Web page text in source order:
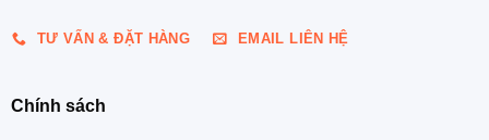
TƯ VẤN & ĐẶT HÀNG EMAIL LIÊN HỆ
Chính sách